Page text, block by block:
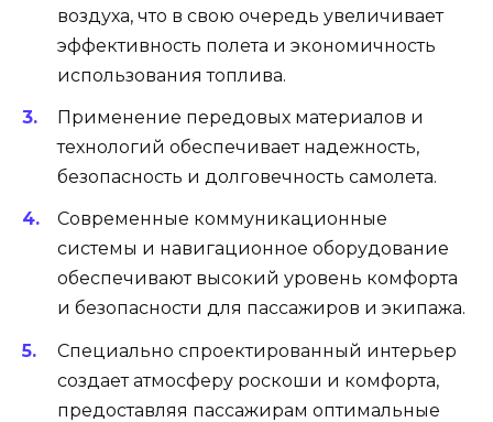
воздуха, что в свою очередь увеличивает
эффективность полета и экономичность
использования топлива.
Применение передовых материалов и
технологий обеспечивает надежность,
безопасность и долговечность самолета.
Современные коммуникационные
системы и навигационное оборудование
обеспечивают высокий уровень комфорта
и безопасности для пассажиров и экипажа.
Специально спроектированный интерьер
создает атмосферу роскоши и комфорта,
предоставляя пассажирам оптимальные